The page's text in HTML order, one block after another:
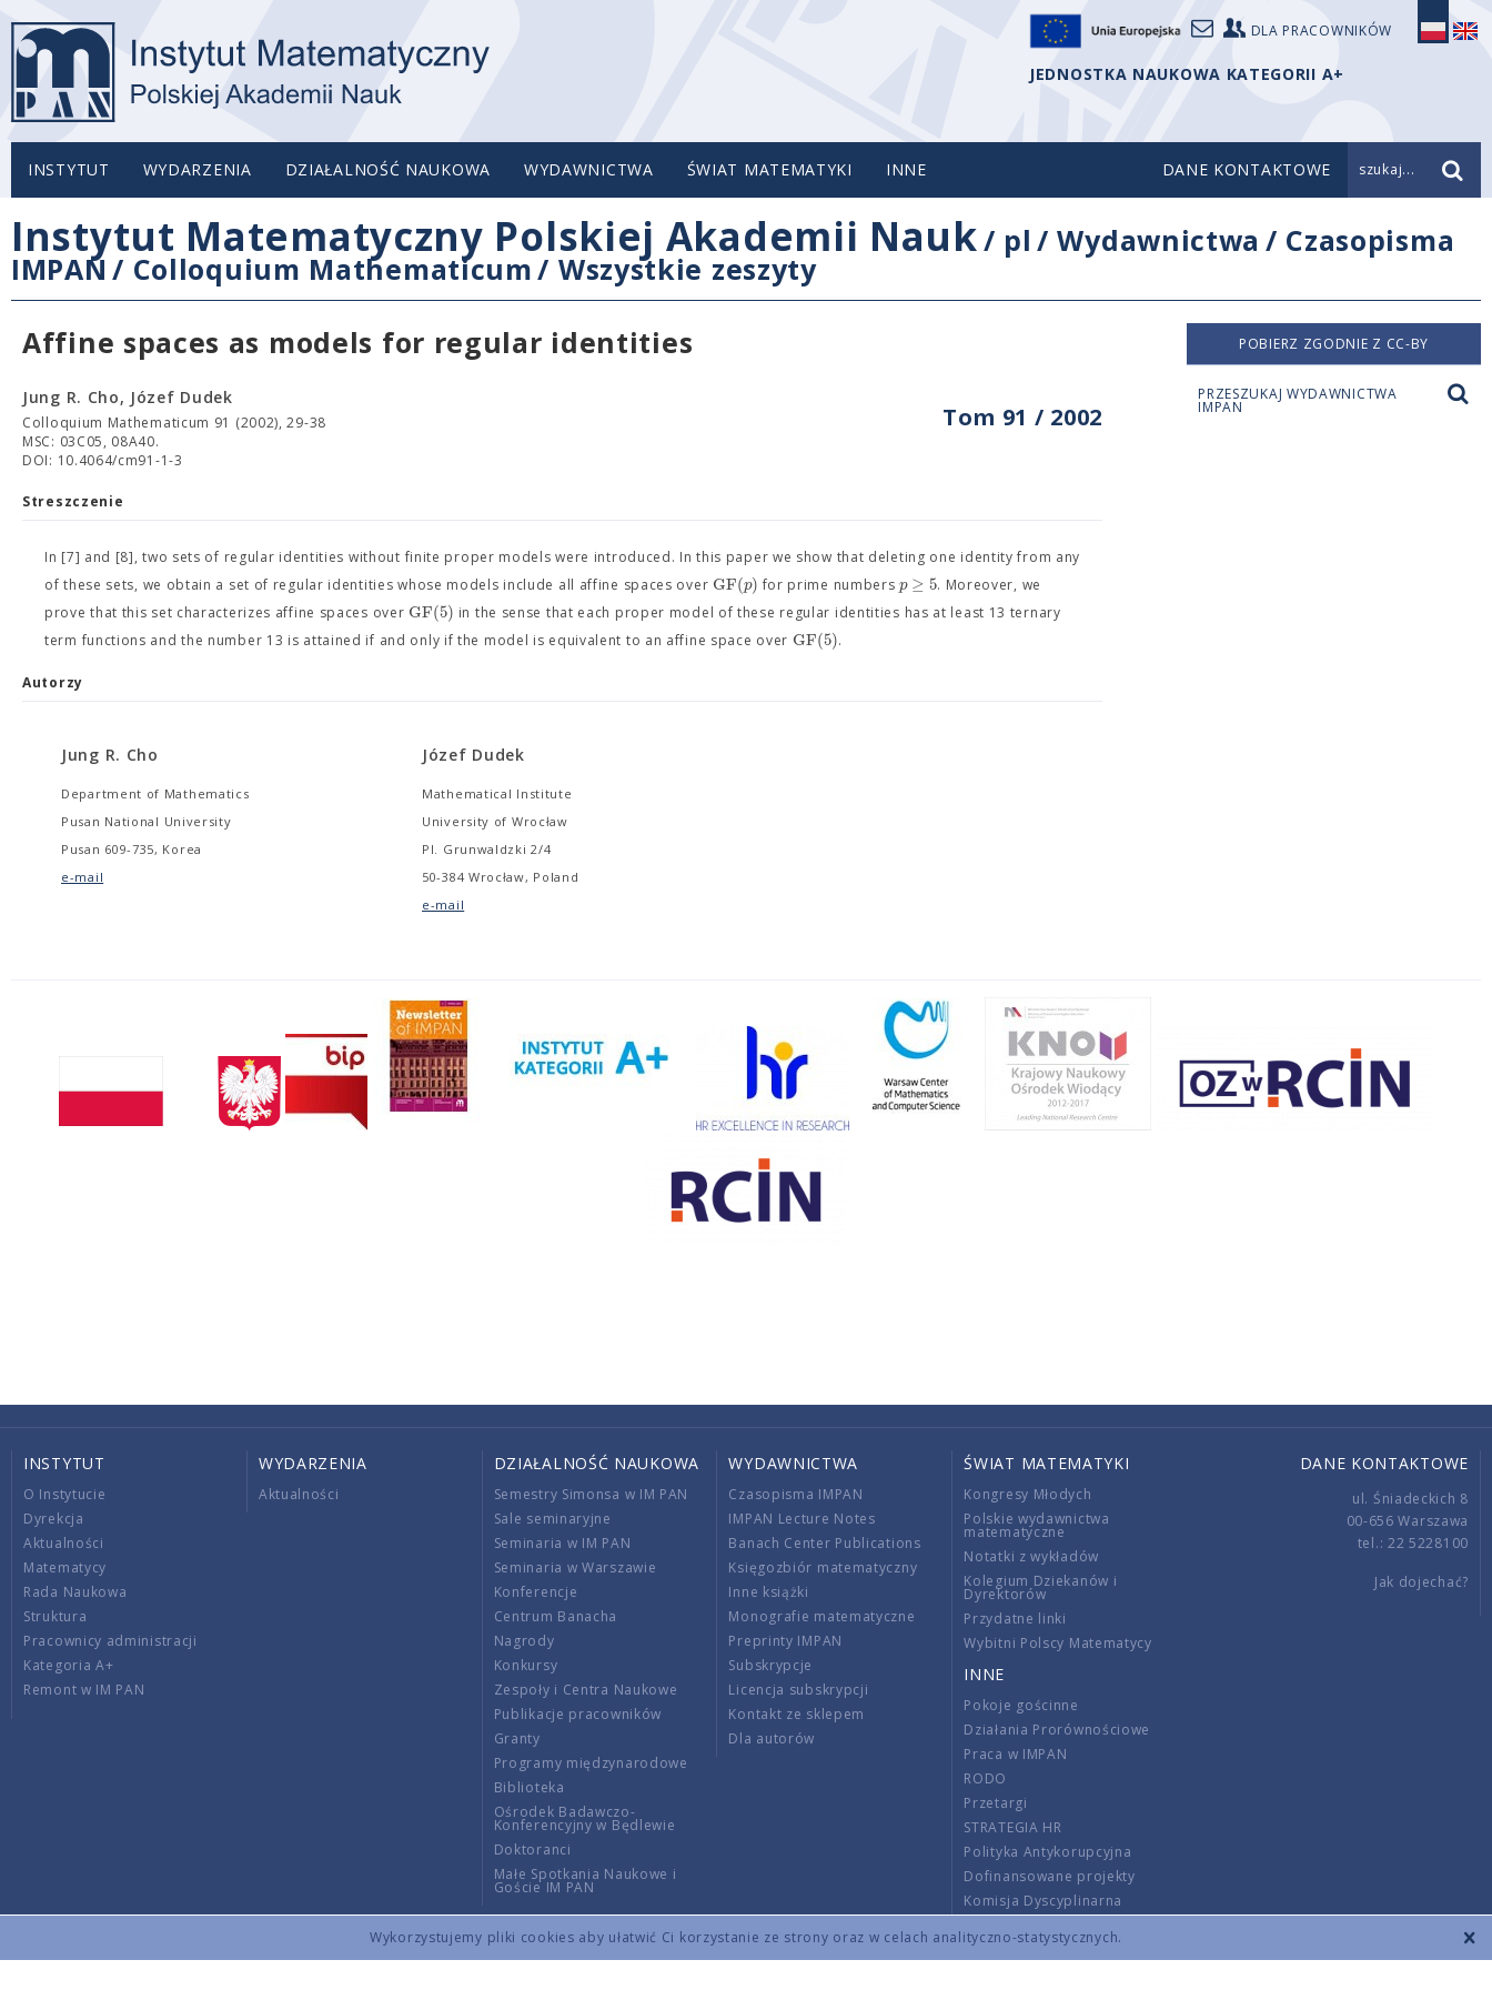
Wykorzystujemy pliki cookies aby ułatwić Ci korzystanie ze strony oraz w celach analityczno-statystycznych.
DLA PRACOWNIKÓW
JEDNOSTKA NAUKOWA KATEGORII A+
INSTYTUT WYDARZENIA DZIAŁALNOŚĆ NAUKOWA WYDAWNICTWA ŚWIAT MATEMATYKI INNE DANE KONTAKTOWE szukaj...
Instytut Matematyczny Polskiej Akademii Nauk/ pl /Wydawnictwa / Czasopisma
IMPAN / Colloquium Mathematicum/ Wszystkie zeszyty
Affine spaces as models for regular identities
Tom 91 / 2002
Jung R. Cho, Józef Dudek
Colloquium Mathematicum 91 (2002), 29-38
MSC: 03C05, 08A40.
DOI: 10.4064/cm91-1-3
Streszczenie
In [7] and [8], two sets of regular identities without finite proper models were introduced. In this paper we show that deleting one identity from any
of these sets, we obtain a set of regular identities whose models include all affine spaces over GF(p) for prime numbersp ≥ 5. Moreover, we
prove that this set characterizes affine spaces over GF(5) in the sense that each proper model of these regular identities has at least 13 ternary
term functions and the number 13 is attained if and only if the model is equivalent to an affine space over GF(5).
Autorzy
Jung R. Cho
Department of Mathematics
Pusan National University
Pusan 609-735, Korea
e-mail
Józef Dudek
Mathematical Institute
University of Wrocław
Pl. Grunwaldzki 2/4
50-384 Wrocław, Poland
e-mail
POBIERZ ZGODNIE Z CC-BY
PRZESZUKAJ WYDAWNICTWA
IMPAN
INSTYTUT
O Instytucie
Dyrekcja
Aktualności
Matematycy
Rada Naukowa
Struktura
Pracownicy administracji
Kategoria A+
Remont w IM PAN
WYDARZENIA
Aktualności
DZIAŁALNOŚĆ NAUKOWA
Semestry Simonsa w IM PAN
Sale seminaryjne
Seminaria w IM PAN
Seminaria w Warszawie
Konferencje
Centrum Banacha
Nagrody
Konkursy
Zespoły i Centra Naukowe
Publikacje pracowników
Granty
Programy międzynarodowe
Biblioteka
Ośrodek Badawczo-
Konferencyjny w Będlewie
Doktoranci
Małe Spotkania Naukowe i
Goście IM PAN
WYDAWNICTWA
Czasopisma IMPAN
IMPAN Lecture Notes
Banach Center Publications
Księgozbiór matematyczny
Inne książki
Monografie matematyczne
Preprinty IMPAN
Subskrypcje
Licencja subskrypcji
Kontakt ze sklepem
Dla autorów
ŚWIAT MATEMATYKI
Kongresy Młodych
Polskie wydawnictwa
matematyczne
Notatki z wykładów
Kolegium Dziekanów i
Dyrektorów
Przydatne linki
Wybitni Polscy Matematycy
INNE
Pokoje gościnne
Działania Prorównościowe
Praca w IMPAN
RODO
Przetargi
STRATEGIA HR
Polityka Antykorupcyjna
Dofinansowane projekty
Komisja Dyscyplinarna
Wnoszenie opłat
DANE KONTAKTOWE
ul. Śniadeckich 8
00-656 Warszawa
tel.: 22 5228100
Jak dojechać?